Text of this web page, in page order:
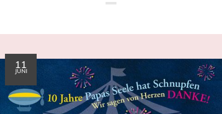
11
JUNI